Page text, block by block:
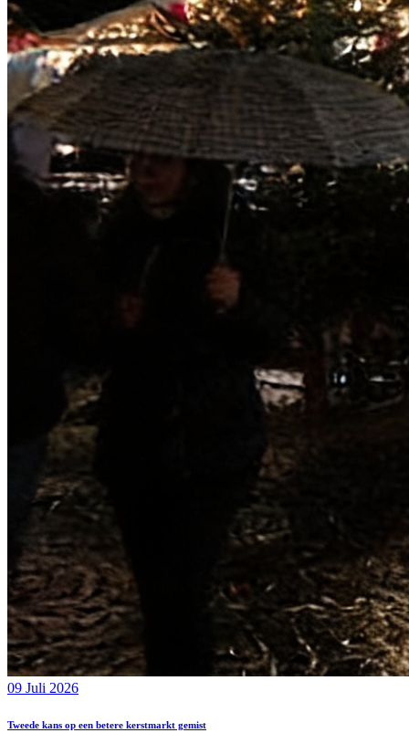
09 Juli 2026
Tweede kans op een betere kerstmarkt gemist